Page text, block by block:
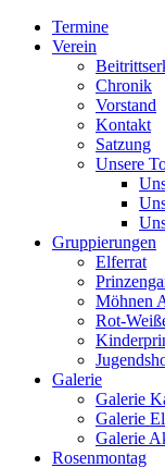
Termine
Verein
Chronik
Vorstand
Kontakt
Satzung
Unsere
Gruppierungen
Elferrat
Möhnen
Rot-
Galerie
Galerie
Galerie
Galerie
Rosenmontag